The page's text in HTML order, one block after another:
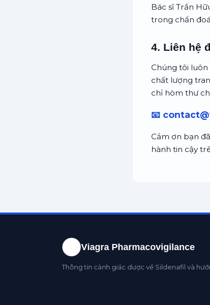
Bác sĩ Trần
trong chẩn
4. Liên hệ
Chúng tôi
chất lượng
chỉ hòm thư
📧
Cảm ơn bạn
hành tin cậy
Viagra Pharmacovigilance
Thông tin cảnh giác dược về Sildenafil và